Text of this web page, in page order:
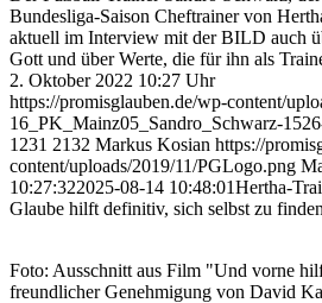
Bundesliga-Saison Cheftrainer von
aktuell im Interview mit der BILD auch
Gott und über Werte, die für ihn als
2. Oktober 2022 10:27 Uhr
https://promisglauben.de/wp-content/
16_PK_Mainz05_Sandro_Schwarz-
1231 2132 Markus Kosian https://
content/uploads/2019/11/PGLogo.png
10:27:322025-08-14 10:48:01Hertha-
Glaube hilft definitiv, sich selbst zu
Foto: Ausschnitt aus Film "Und vorne
freundlicher Genehmigung von David